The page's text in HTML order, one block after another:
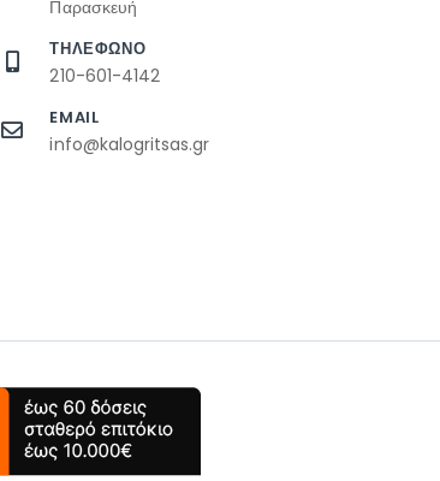
Παρασκευή
ΤΗΛΕΦΩΝΟ
210-601-4142
EMAIL
info@kalogritsas.gr